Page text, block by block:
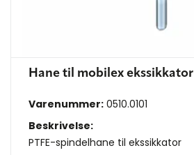
Hane til mobilex ekssikkator
Varenummer: 0510.0101
Beskrivelse:
PTFE-spindelhane til ekssikkator